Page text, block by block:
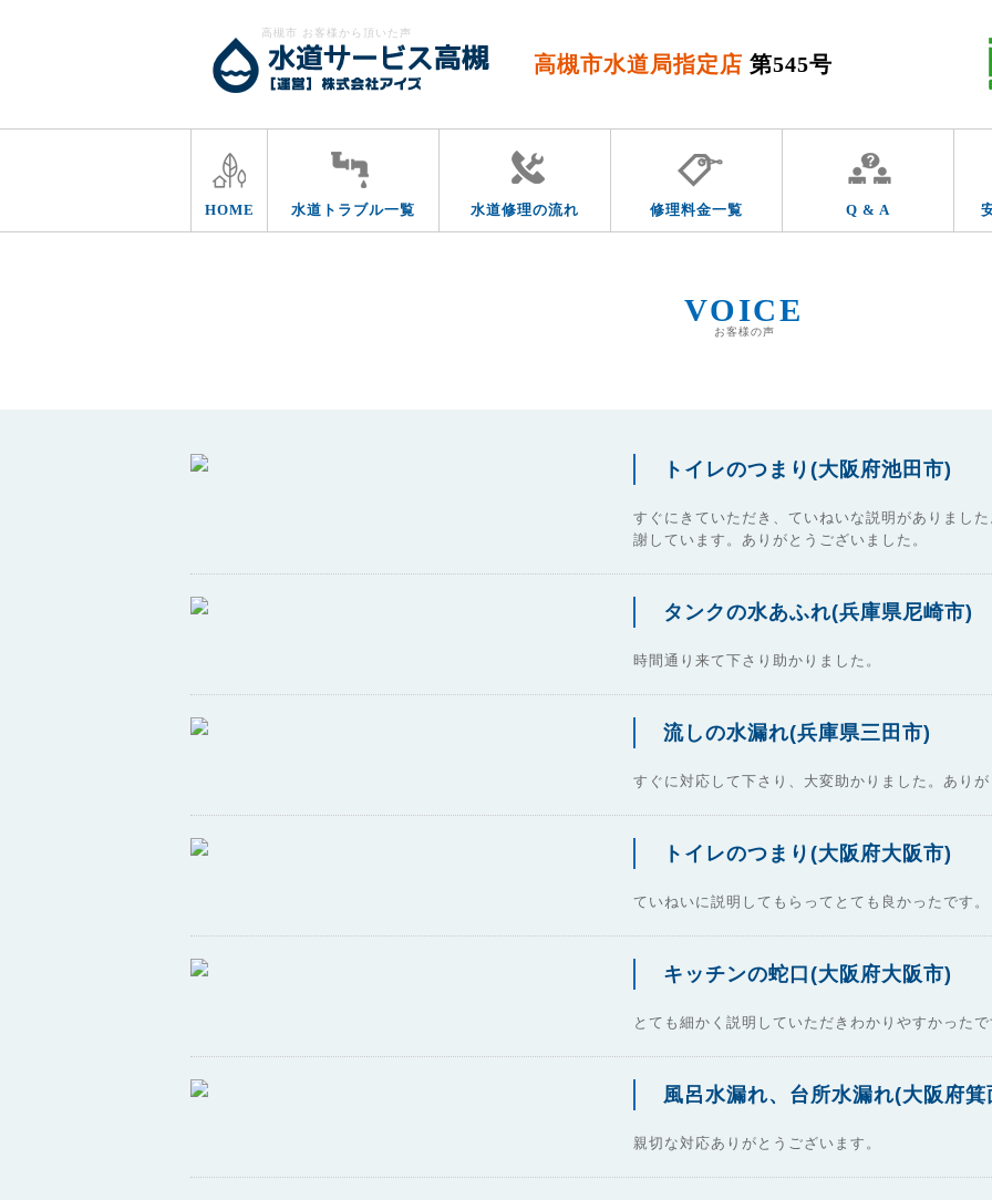
高槻市 お客様から頂いた声
高槻市水道局指定店 第545号
HOME 水道トラブル一覧 水道修理の流れ 修理料金一覧 Q & A
VOICE
お客様の声
トイレのつまり(大阪府池田市)
すぐにきていただき、ていねいな説明がありまし
謝しています。ありがとうございました。
タンクの水あふれ(兵庫県尼崎市)
時間通り来て下さり助かりました。
流しの水漏れ(兵庫県三田市)
すぐに対応して下さり、大変助かりました。ありが
トイレのつまり(大阪府大阪市)
ていねいに説明してもらってとても良かったです。
キッチンの蛇口(大阪府大阪市)
とても細かく説明していただきわかりやすかったで
風呂水漏れ、台所水漏れ(大阪府箕
親切な対応ありがとうございます。